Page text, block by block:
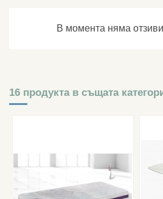
В момента няма
16 продукта в същата